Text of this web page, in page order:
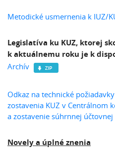
Metodické usmernenia k IUZ/
Legislatíva ku KUZ, ktorej
k aktuálnemu roku je k
Archív
Odkaz na technické
zostavenia KUZ v Centrálnom
a zostavenie súhrnnej
Novely a úplné znenia